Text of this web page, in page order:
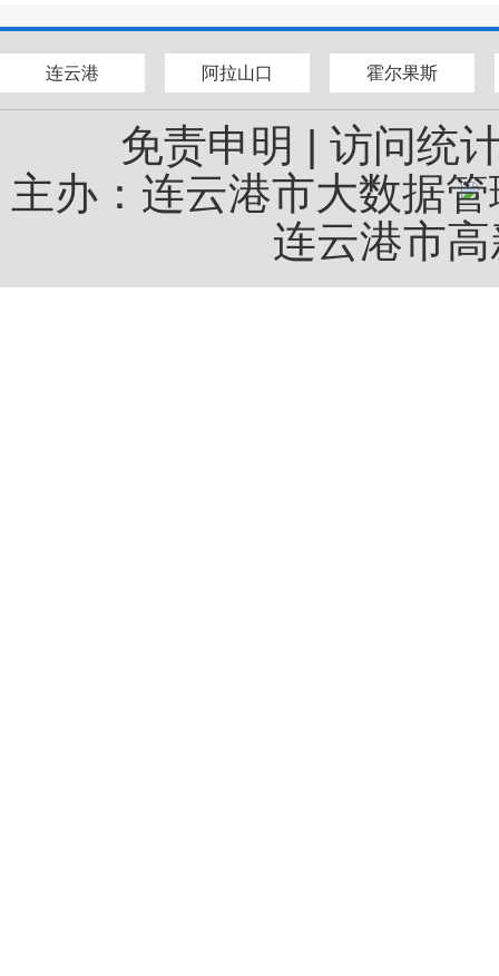
连云港 阿拉山口 霍尔果斯
免责申明 | 访问统
主办：连云港市大数据
连云港市